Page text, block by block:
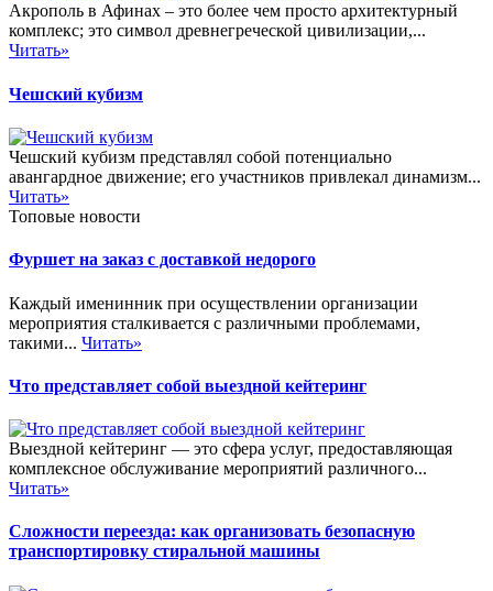
Акрополь в Афинах – это более чем просто архитектурный
комплекс; это символ древнегреческой цивилизации,...
Читать»
Чешский кубизм
Чешский кубизм представлял собой потенциально
авангардное движение; его участников привлекал динамизм...
Читать»
Топовые новости
Фуршет на заказ с доставкой недорого
Каждый именинник при осуществлении организации
мероприятия сталкивается с различными проблемами,
такими... Читать»
Что представляет собой выездной кейтеринг
Выездной кейтеринг — это сфера услуг, предоставляющая
комплексное обслуживание мероприятий различного...
Читать»
Сложности переезда: как организовать безопасную
транспортировку стиральной машины